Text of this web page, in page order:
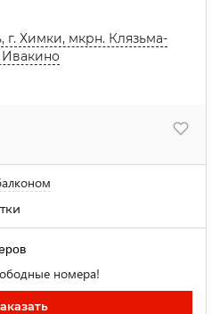
г. Химки, мкрн. Клязьма-
Ивакино
номера!